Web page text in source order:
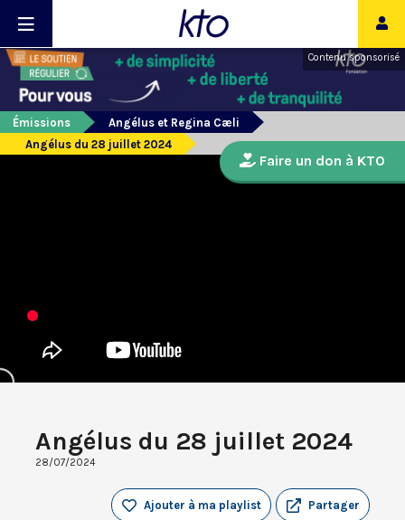
Contenu sponsorisé
Émissions
Angélus et Regina Cæli
Angélus du 28 juillet 2024
Angélus du 28 juillet 2024
28/07/2024
Partager
Ajouter à ma playlist
Faire un don à KTO